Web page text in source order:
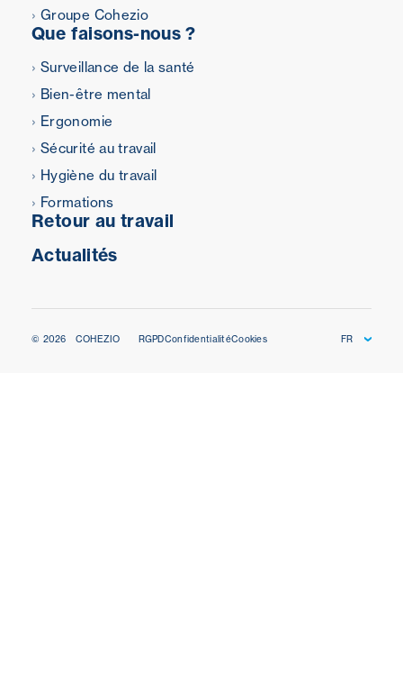
Groupe Cohezio
Que faisons-nous ?
Surveillance de la santé
Bien-être mental
Ergonomie
Sécurité au travail
Hygiène du travail
Formations
Retour au travail
Actualités
© 2026 COHEZIO RGPDConfidentialitéCookies FR